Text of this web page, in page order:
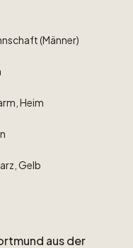
(Männer)
Heim
Gelb
ausder